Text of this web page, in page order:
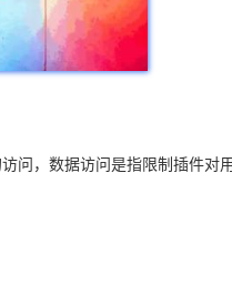
问，数据访问是指限制插件对